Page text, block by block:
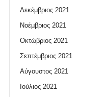
Δεκέμβριος 2021
Νοέμβριος 2021
Οκτώβριος 2021
Σεπτέμβριος 2021
Αύγουστος 2021
Ιούλιος 2021